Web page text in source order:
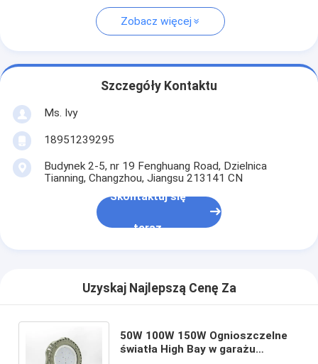
Zobacz więcej
Szczegóły Kontaktu
Ms. Ivy
18951239295
Budynek 2-5, nr 19 Fenghuang Road, Dzielnica
Tianning, Changzhou, Jiangsu 213141 CN
Skontaktuj się
teraz
Uzyskaj Najlepszą Cenę Za
50W 100W 150W Ognioszczelne
światła High Bay w garażu